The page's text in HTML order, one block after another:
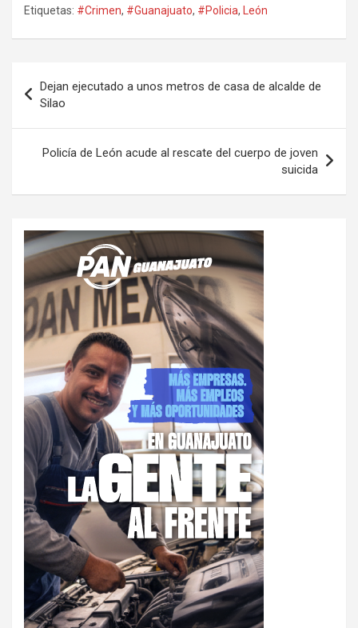
Etiquetas: #Crimen, #Guanajuato, #Policia, León
de
entradas
Dejan ejecutado a unos metros de casa de alcalde de
Silao
Policía de León acude al rescate del cuerpo de joven
suicida